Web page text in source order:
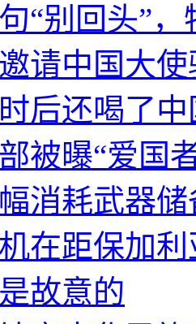
“别回头”
请中国大
后还喝了
被曝“爱国
消耗武器储
在距保加
故意的